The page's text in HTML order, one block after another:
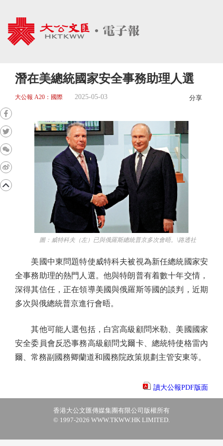
潛在美總統國家安全事務助理人選
大公報 A20：國際 2025-05-03 分享
圖：威特科夫（左）已與俄羅斯總統普京多次會晤。\路透社
美國中東問題特使威特科夫被視為新任總統國家安
全事務助理的熱門人選。他與特朗普有着數十年交情，
深得其信任，正在領導美國與俄羅斯等國的談判，近期
多次與俄總統普京進行會晤。
其他可能人選包括，白宮高級顧問米勒、美國國家
安全委員會反恐事務高級顧問戈爾卡、總統特使格雷內
爾、常務副國務卿蘭道和國務院政策規劃主管安東等。
讀大公報PDF版面
香港大公文匯傳媒集團有限公司版權所有
© 1997-2026 WWW.TKWW.HK LIMITED.